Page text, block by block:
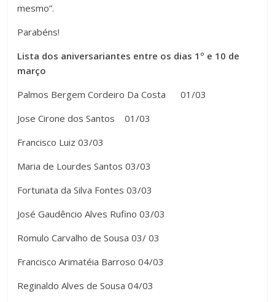
mesmo”.
Parabéns!
Lista dos aniversariantes entre os dias 1º e 10 de
março
Palmos Bergem Cordeiro Da Costa 01/03
Jose Cirone dos Santos 01/03
Francisco Luiz 03/03
Maria de Lourdes Santos 03/03
Fortunata da Silva Fontes 03/03
José Gaudêncio Alves Rufino 03/03
Romulo Carvalho de Sousa 03/ 03
Francisco Arimatéia Barroso 04/03
Reginaldo Alves de Sousa 04/03